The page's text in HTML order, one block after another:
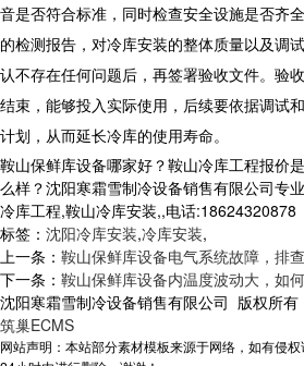
音是否符合标准，同时检查安全设施是否齐
的检测报告，对冷库安装的整体质量以及调
认不存在任何问题后，再签署验收文件。验
结束，能够投入实际使用，后续要依据调试
计划，从而延长冷库的使用寿命。
鞍山保鲜库设备哪家好？鞍山冷库工程报价
么样？沈阳寒霜雪制冷设备销售有限公司专
冷库工程,鞍山冷库安装,,电话:18624320878
标签： 沈阳冷库安装,冷库安装,
上一条： 鞍山保鲜库设备电气系统故障，排
下一条： 鞍山保鲜库设备内温度波动大，如
沈阳寒霜雪制冷设备销售有限公司 版权所有
筑巢ECMS
网站声明：本站部分素材模板来源于网络，如有侵